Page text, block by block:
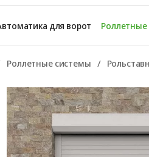
для ворот
Роллетные системы